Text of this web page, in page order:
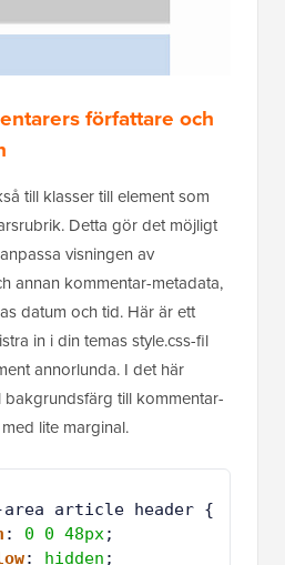
till klasser till element som
visningen av
annan kommentar-metadata,
datum och tid. Här är ett
in i din temas style.css-fil
annorlunda. I det här
till kommentar-
lite marginal.
: hidden;
: relative
color :